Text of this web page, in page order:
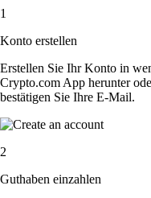
1
Konto erstellen
Erstellen Sie Ihr Konto in
Crypto.com App herunter
bestätigen Sie Ihre E-Mail.
2
Guthaben einzahlen